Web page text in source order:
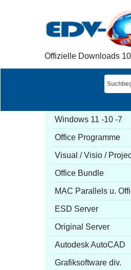
Offizielle Downloads
Windows 11 -10 -7
Office Programme
Visual / Visio /
Office Bundle
MAC Parallels u.
ESD Server
Original Server
Autodesk AutoCAD
Grafiksoftware div.